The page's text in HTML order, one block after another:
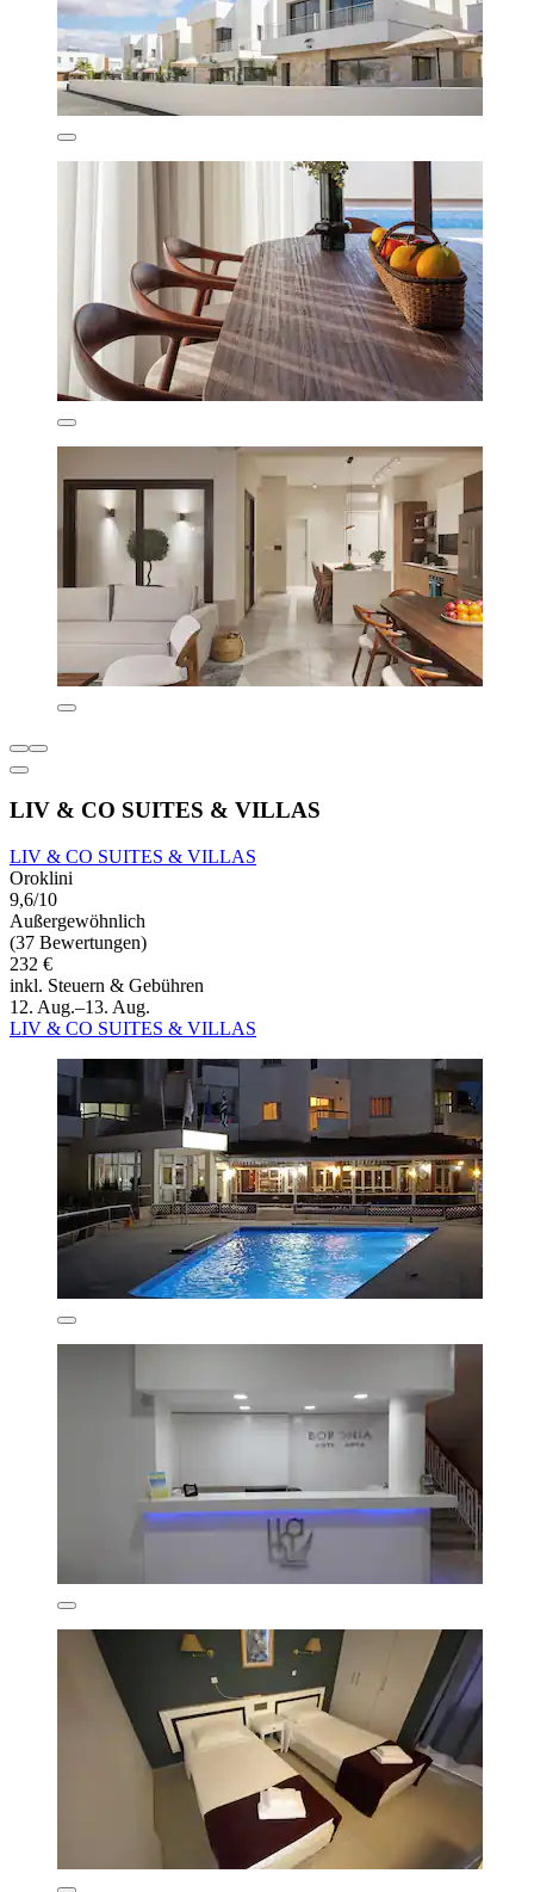
LIV & CO SUITES & VILLAS
LIV & CO SUITES & VILLAS
Oroklini
9,6/10
Außergewöhnlich
(37 Bewertungen)
232 €
inkl. Steuern & Gebühren
12. Aug.–13. Aug.
LIV & CO SUITES & VILLAS